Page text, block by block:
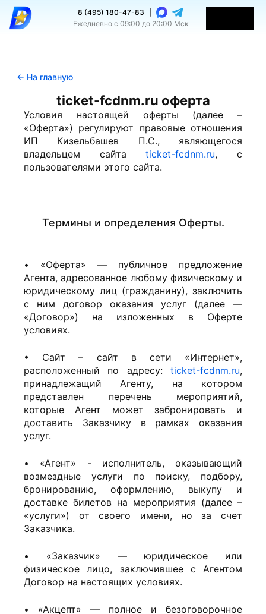
8 (495) 180-47-83
Ежедневно с 09:00 до 20:00 Мск
← На главную
ticket-fcdnm.ru оферта
Условия настоящей оферты (далее –
«Оферта») регулируют правовые отношения
ИП Кизельбашев П.С., являющегося
владельцем сайтаticket-fcdnm.ru, с
пользователями этого сайта.
Термины и определения Оферты.
• «Оферта» — публичное предложение
Агента, адресованное любому физическому и
юридическому лиц (гражданину), заключить
с ним договор оказания услуг (далее —
«Договор») на изложенных в Оферте
условиях.
• Сайт – сайт в сети «Интернет»,
расположенный по адресу: ticket-fcdnm.ru,
принадлежащий Агенту, на котором
представлен перечень мероприятий,
которые Агент может забронировать и
доставить Заказчику в рамках оказания
услуг.
• «Агент» - исполнитель, оказывающий
возмездные услуги по поиску, подбору,
бронированию, оформлению, выкупу и
доставке билетов на мероприятия (далее –
«услуги») от своего имени, но за счет
Заказчика.
• «Заказчик» — юридическое или
физическое лицо, заключившее с Агентом
Договор на настоящих условиях.
• «Акцепт» — полное и безоговорочное